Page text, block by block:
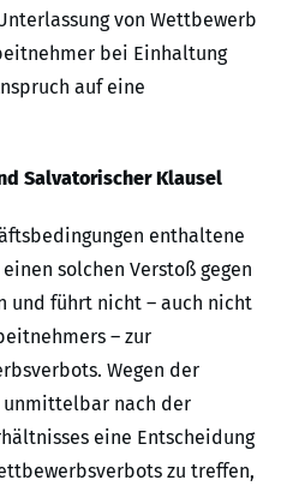
von Wettbewerb
bei Einhaltung
auf eine
Salvatorischer Klausel
enthaltene
solchen Verstoß gegen
und führt nicht – auch nicht
– zur
Wegen der
unmittelbar nach der
eine Entscheidung
zu treffen,